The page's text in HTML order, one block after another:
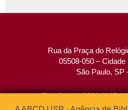
Rua da Praça do
05508-050 –
São Paulo, SP
Tel: (0xx11) 3091-4195 /
Fax: (0xx11)